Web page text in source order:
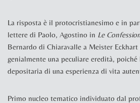
La risposta è il protocristianesimo e in
lettere di Paolo, Agostino in Le
Bernardo di Chiaravalle a Meister
genialmente una peculiare eredità,
depositaria di una esperienza di vita
Primo nucleo tematico individuato dal